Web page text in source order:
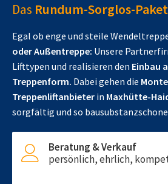
Das Rundum-Sorglos-Paket
Egal ob enge und steile
oder Außentreppe: Unsere
Lifttypen und realisieren den Einbau
Treppenform. Dabei gehen die
Treppenliftanbieter in Maxhütte-
sorgfältig und so
Beratung & Verkauf
persönlich, ehrlich,